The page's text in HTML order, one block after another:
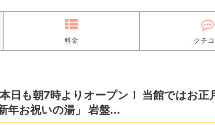
料金 クチコ
日も朝7時よりオープン！ 当館ではお正
年お祝いの湯」 岩盤...